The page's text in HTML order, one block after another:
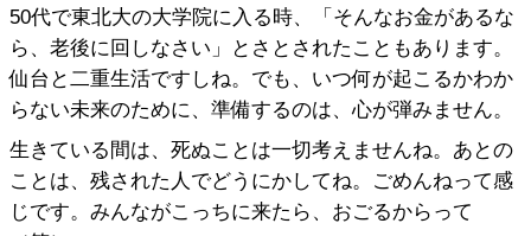
50代で東北大の大学院に入る時、「そんなお金があるな
ら、老後に回しなさい」とさとされたこともあります。
仙台と二重生活ですしね。でも、いつ何が起こるかわか
らない未来のために、準備するのは、心が弾みません。
生きている間は、死ぬことは一切考えませんね。あとの
ことは、残された人でどうにかしてね。ごめんねって感
じです。みんながこっちに来たら、おごるからって